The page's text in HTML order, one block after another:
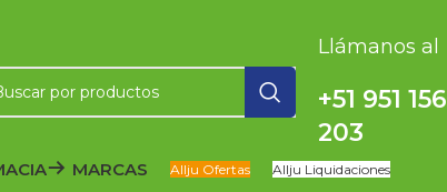
Llámanos al
+51 951 156
203
MARCAS Allju Ofertas Allju Liquidaciones